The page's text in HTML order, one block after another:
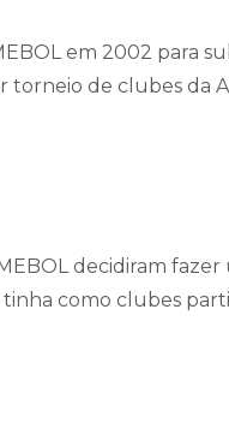
em 2002 para
de clubes da
decidiram
como clubes